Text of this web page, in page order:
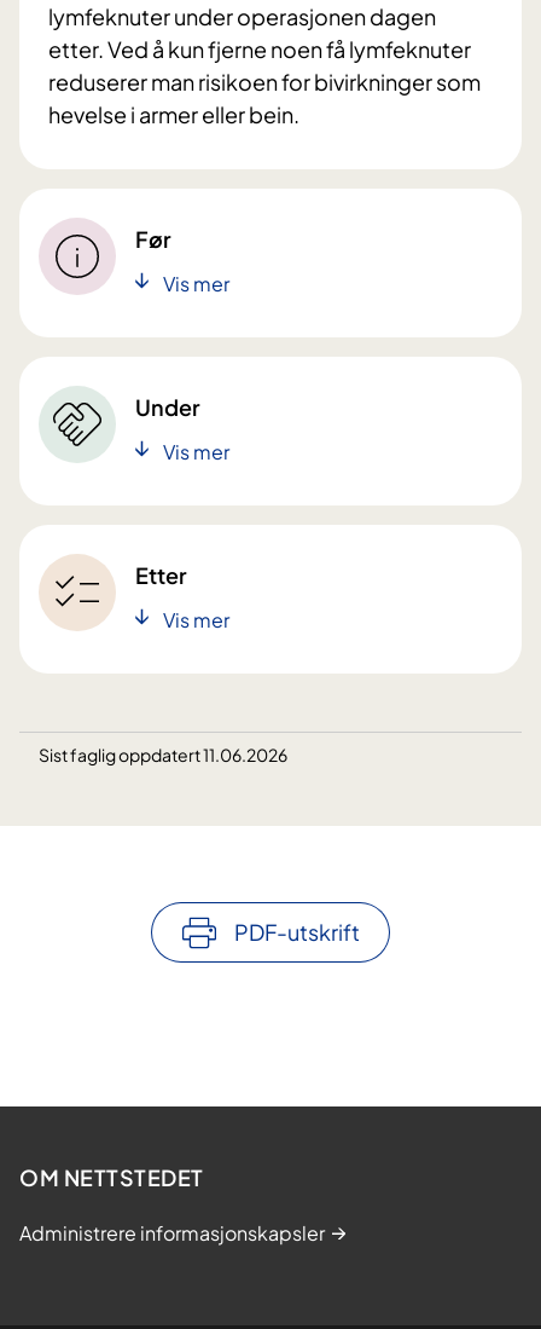
lymfeknuter under operasjonen dagen
etter. Ved å kun fjerne noen få lymfeknuter
reduserer man risikoen for bivirkninger som
hevelse i armer eller bein.
Før
Vis mer
Under
Vis mer
Etter
Vis mer
Sist faglig oppdatert 11.06.2026
PDF-utskrift
OM NETTSTEDET
Administrere informasjonskapsler